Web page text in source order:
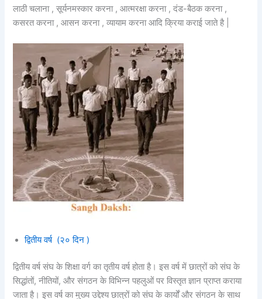
लाठी चलाना , सूर्यनमस्कार करना , आत्मरक्षा करना , दंड-बैठक करना ,
कसरत करना , आसन करना , व्यायाम करना आदि क्रिया कराई जाते है |
द्वितीय वर्ष (२० दिन )
द्वितीय वर्ष संघ के शिक्षा वर्ग का तृतीय वर्ष होता है। इस वर्ष में छात्रों को संघ के
सिद्धांतों, नीतियों, और संगठन के विभिन्न पहलुओं पर विस्तृत ज्ञान प्राप्त कराया
जाता है। इस वर्ष का मुख्य उद्देश्य छात्रों को संघ के कार्यों और संगठन के साथ